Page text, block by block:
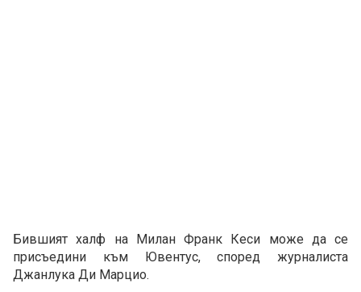
Бившият халф на Милан Франк Кеси може да се
присъедини към Ювентус, според журналиста
Джанлука Ди Марцио.